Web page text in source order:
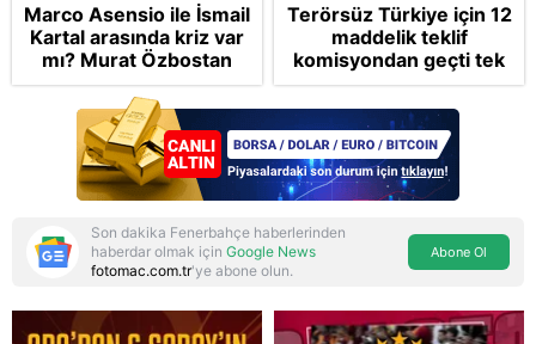
Marco Asensio ile İsmail
Kartal arasında kriz var
mı? Murat Özbostan
analiz etti: Egoları da
yönetmelisiniz
Terörsüz Türkiye için 12
maddelik teklif
komisyondan geçti tek
madde değişti!
Soruşturma ve cezalar
hangi şartlarda
ertelenecek?
Son dakika Fenerbahçe haberlerinden
haberdar olmak için Google News
fotomac.com.tr'ye abone olun.
Abone Ol